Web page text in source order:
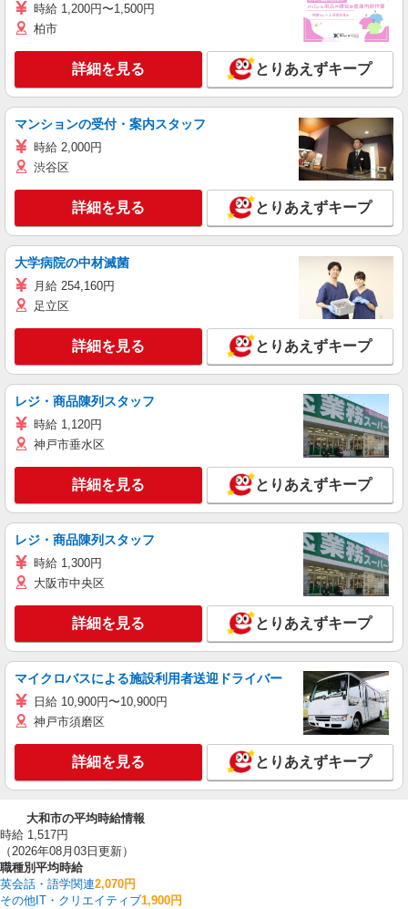
時給 1,200円〜1,500円
柏市
詳細を見る とりあえずキープ
マンションの受付・案内スタッフ
時給 2,000円
渋谷区
詳細を見る とりあえずキープ
大学病院の中材滅菌
月給 254,160円
足立区
詳細を見る とりあえずキープ
レジ・商品陳列スタッフ
時給 1,120円
神戸市垂水区
詳細を見る とりあえずキープ
レジ・商品陳列スタッフ
時給 1,300円
大阪市中央区
詳細を見る とりあえずキープ
マイクロバスによる施設利用者送迎ドライバー
日給 10,900円〜10,900円
神戸市須磨区
詳細を見る とりあえずキープ
大和市の平均時給情報
時給 1,517円
（2026年08月03日更新）
職種別平均時給
英会話・語学関連2,070円
その他IT・クリエイティブ1,900円